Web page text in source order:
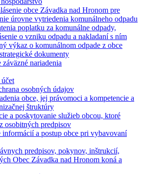
obce Závadka nad Hronom pre
úrovne vytriedenia komunálneho odpadu
poplatku za komunálne odpady,
o vzniku odpadu a nakladaní s ním
výkaz o komunálnom odpade z obce
dokumenty
záväzné nariadenia
osobných údajov
obce, jej právomoci a kompetencie a
štruktúry
a poskytovanie služieb obcou, ktoré
osobitných predpisov
informácií a postup obce pri vybavovaní
predpisov, pokynov, inštrukcií,
Obec Závadka nad Hronom koná a